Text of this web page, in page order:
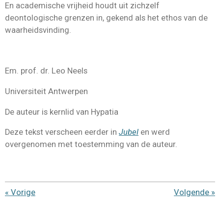
En academische vrijheid houdt uit zichzelf
deontologische grenzen in, gekend als het ethos van de
waarheidsvinding.
Em. prof. dr. Leo Neels
Universiteit Antwerpen
De auteur is kernlid van Hypatia
Deze tekst verscheen eerder in Jubel en werd
overgenomen met toestemming van de auteur.
« Vorige Volgende »